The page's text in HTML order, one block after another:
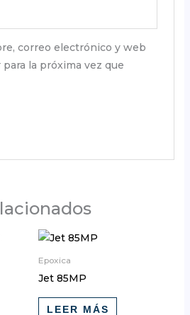
correo electrónico y web
la próxima vez que
Epoxica
Jet 85MP
LEER MÁS